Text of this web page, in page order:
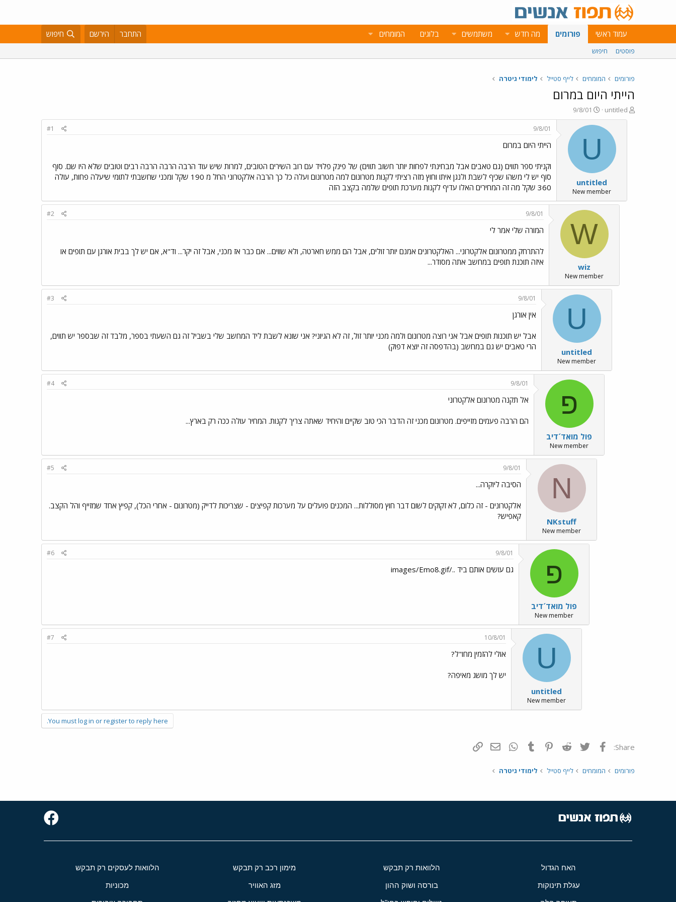
עמוד ראשי פורומים מה חדש משתמשים בלוגים המומחים התחבר הירשם חיפוש
פוסטים חיפוש
פורומים המומחים לייף סטייל לימודי גיטרה
הייתי היום במרום
פ
ו
untitled
פ
ו
ר
ב
א
ר
י
ך
9/8/01
U
untitled
New member
9/8/01
#1
הייתי היום במרום
וקניתי ספר תווים (גם טאבים אבל מבחינתי לפחות יותר חשוב תווים) של פינק פלויד עם רוב השירים הטובים, למרות שיש עוד הרבה הרבה הרבה רבים וטובים שלא היו שם. סוף
סוף יש לי משהו שכיף לשבת ולנגן איתו וחוץ מזה רציתי לקנות מטרונום למה מטרונום ועלה כל כך הרבה אלקטרוני החל מ 190 שקל ומכני שחשבתי לתומי שיעלה פחות, עולה
360 שקל מה זה המחירים האלו עדיף לקנות מערכת תופים שלמה בקצב הזה
W
wiz
New member
9/8/01
#2
המורה שלי אמר לי
להתרחק ממטרונום אלקטרוני... האלקטרונים אמנם יותר זולים, אבל הם ממש חארטה, ולא שווים... אם כבר אז מכני, אבל זה יקר... וד"א, אם יש לך בבית אורגן עם תופים או
איזה תוכנת תופים במחשב אתה מסודר...
U
untitled
New member
9/8/01
#3
אין אורגן
אבל יש תוכנות תופים אבל אני רוצה מטרונום ולמה מכני יותר זול, זה לא הגיוני? אני שונא לשבת ליד המחשב שלי בשביל זה גם השעתי בספר, מלבד זה שבספר יש תווים,
הרי טאבים יש גם במחשב (בהדפסה זה יוצא דפוק)
פ
פול מואד´דיב
New member
9/8/01
#4
אל תקנה מטרונום אלקטרוני
הם הרבה פעמים מזייפים. מטרונום מכני זה הדבר הכי טוב שקיים והיחיד שאתה צריך לקנות. המחיר עולה ככה רק בארץ...
N
NKstuff
New member
9/8/01
#5
הסיבה ליוקרה...
אלקטרונים - זה כלום, לא זקוקים לשום דבר חוץ מסוללות... המכנים פועלים על מערכות קפיצים - שצריכות לדייק (מטרונום - אחרי הכל), קפיץ אחד שמזייף והל הקצב.
קאפיש?
פ
פול מואד´דיב
New member
9/8/01
#6
גם עושים אותם ביד ../images/Emo8.gif
U
untitled
New member
10/8/01
#7
אולי להזמין מחו"ל?
יש לך מושג מאיפה?
You must log in or register to reply here.
Share: פייסבוק Twitter
Reddit
Pinterest
Tumblr
WhatsAppדואר אלקטרוני
פורומים המומחים לייף סטייל לימודי גיטרה
האח הגדול הלוואות רק תבקש מימון רכב רק תבקש הלוואות לעסקים רק תבקש
עגלת תינוקות בורסה ושוק ההון מזג האוויר מכוניות